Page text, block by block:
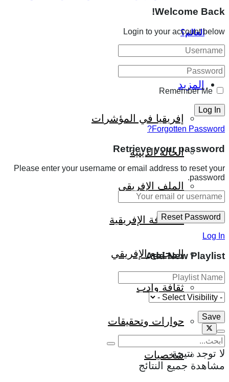
العالم؟
المزيد
إفريقيا في المؤشرات
الحالة الدينية
الملف الإفريقي
الصحافة الإفريقية
المجتمع الإفريقي
ثقافة وأدب
حوارات وتحقيقات
شخصيات
Welcome Back!
Login to your account below
Remember Me
Forgotten Password?
Retrieve your password
Please enter your username or email address to reset your
password.
Log In
Add New Playlist
لا توجد نتيجة
مشاهدة جميع النتائج